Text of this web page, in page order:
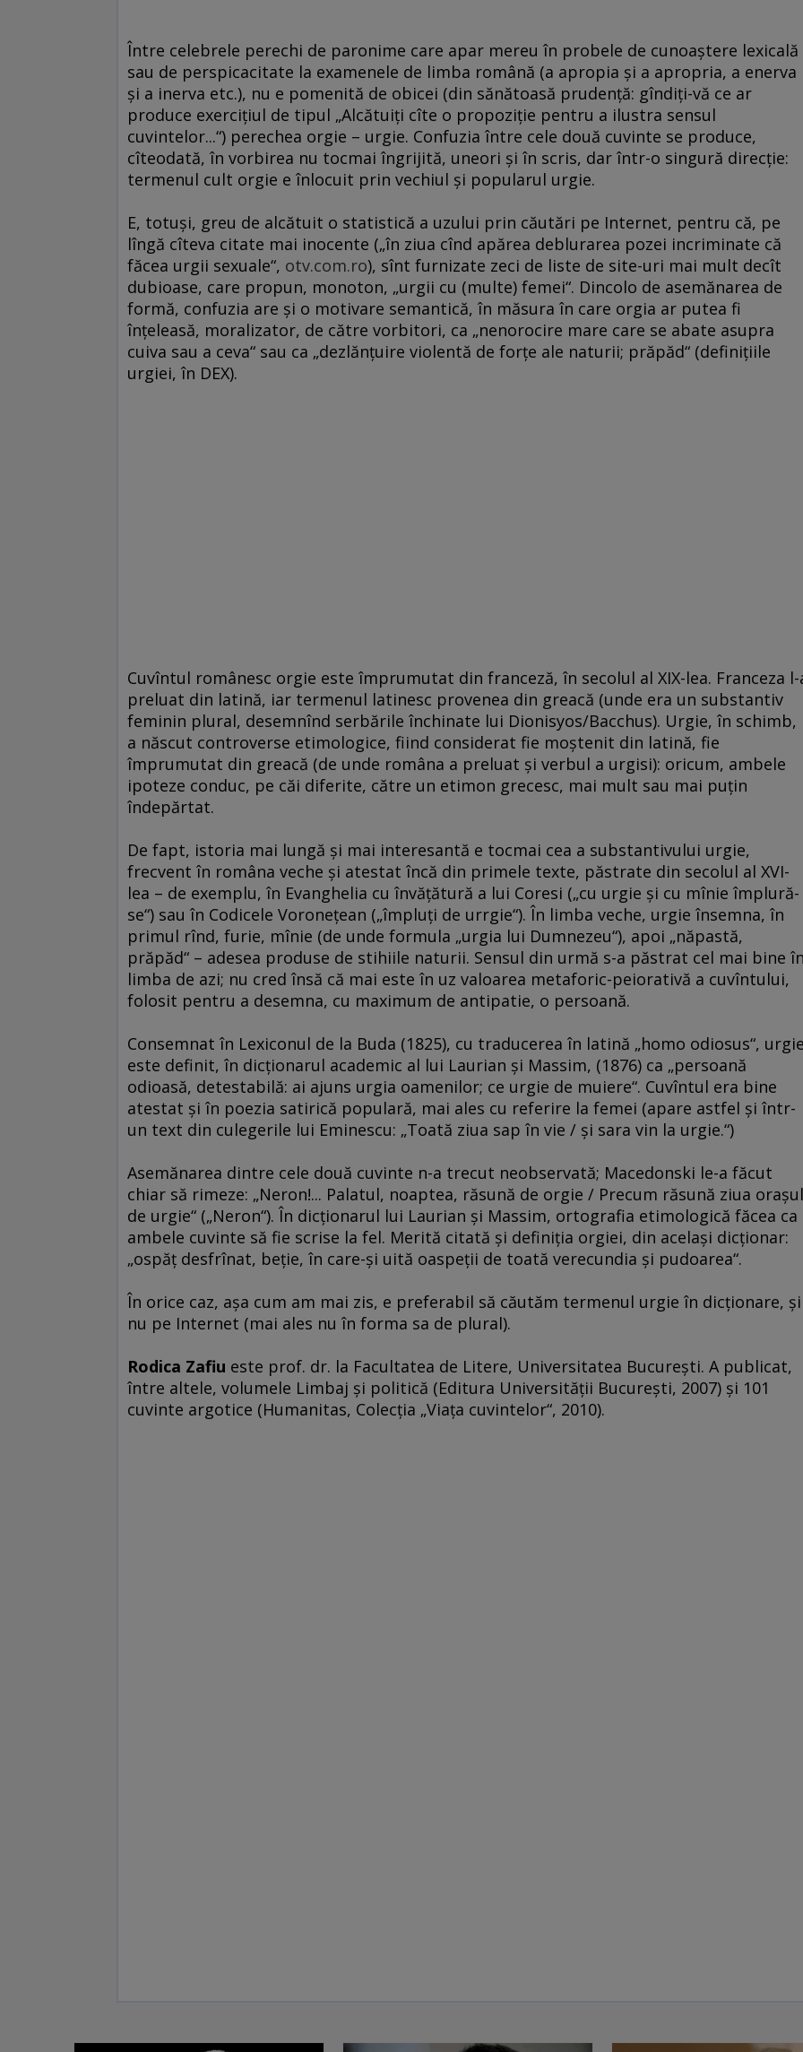
Între celebrele perechi de paronime care apar mereu în probele de cunoaştere lexicală
sau de perspicacitate la examenele de limba română (a apropia şi a apropria, a enerva
şi a inerva etc.), nu e pomenită de obicei (din sănătoasă prudenţă: gîndiţi-vă ce ar
produce exerciţiul de tipul „Alcătuiţi cîte o propoziţie pentru a ilustra sensul
cuvintelor...“) perechea orgie – urgie. Confuzia între cele două cuvinte se produce,
cîteodată, în vorbirea nu tocmai îngrijită, uneori şi în scris, dar într-o singură direcţie:
termenul cult orgie e înlocuit prin vechiul şi popularul urgie.
E, totuşi, greu de alcătuit o statistică a uzului prin căutări pe Internet, pentru că, pe
lîngă cîteva citate mai inocente („în ziua cînd apărea deblurarea pozei incriminate că
făcea urgii sexuale“, otv.com.ro), sînt furnizate zeci de liste de site-uri mai mult decît
dubioase, care propun, monoton, „urgii cu (multe) femei“. Dincolo de asemănarea de
formă, confuzia are şi o motivare semantică, în măsura în care orgia ar putea fi
înţeleasă, moralizator, de către vorbitori, ca „nenorocire mare care se abate asupra
cuiva sau a ceva“ sau ca „dezlănţuire violentă de forţe ale naturii; prăpăd“ (definiţiile
urgiei, în DEX).
Cuvîntul românesc orgie este împrumutat din franceză, în secolul al XIX-lea. Franceza l-
preluat din latină, iar termenul latinesc provenea din greacă (unde era un substantiv
feminin plural, desemnînd serbările închinate lui Dionisyos/Bacchus). Urgie, în schimb,
a născut controverse etimologice, fiind considerat fie moştenit din latină, fie
împrumutat din greacă (de unde româna a preluat şi verbul a urgisi): oricum, ambele
ipoteze conduc, pe căi diferite, către un etimon grecesc, mai mult sau mai puţin
îndepărtat.
De fapt, istoria mai lungă şi mai interesantă e tocmai cea a substantivului urgie,
frecvent în româna veche şi atestat încă din primele texte, păstrate din secolul al XVI-
lea – de exemplu, în Evanghelia cu învăţătură a lui Coresi („cu urgie şi cu mînie împlură-
se“) sau în Codicele Voroneţean („împluţi de urrgie“). În limba veche, urgie însemna, în
primul rînd, furie, mînie (de unde formula „urgia lui Dumnezeu“), apoi „năpastă,
prăpăd“ – adesea produse de stihiile naturii. Sensul din urmă s-a păstrat cel mai bine în
limba de azi; nu cred însă că mai este în uz valoarea metaforic-peiorativă a cuvîntului,
folosit pentru a desemna, cu maximum de antipatie, o persoană.
Consemnat în Lexiconul de la Buda (1825), cu traducerea în latină „homo odiosus“, urgie
este definit, în dicţionarul academic al lui Laurian şi Massim, (1876) ca „persoană
odioasă, detestabilă: ai ajuns urgia oamenilor; ce urgie de muiere“. Cuvîntul era bine
atestat şi în poezia satirică populară, mai ales cu referire la femei (apare astfel şi într-
un text din culegerile lui Eminescu: „Toată ziua sap în vie / şi sara vin la urgie.“)
Asemănarea dintre cele două cuvinte n-a trecut neobservată; Macedonski le-a făcut
chiar să rimeze: „Neron!... Palatul, noaptea, răsună de orgie / Precum răsună ziua oraşul
de urgie“ („Neron“). În dicţionarul lui Laurian şi Massim, ortografia etimologică făcea ca
ambele cuvinte să fie scrise la fel. Merită citată şi definiţia orgiei, din acelaşi dicţionar:
„ospăţ desfrînat, beţie, în care-şi uită oaspeţii de toată verecundia şi pudoarea“.
În orice caz, aşa cum am mai zis, e preferabil să căutăm termenul urgie în dicţionare, şi
nu pe Internet (mai ales nu în forma sa de plural).
Rodica Zafiu este prof. dr. la Facultatea de Litere, Universitatea Bucureşti. A publicat,
între altele, volumele Limbaj şi politică (Editura Universităţii Bucureşti, 2007) şi 101
cuvinte argotice (Humanitas, Colecţia „Viaţa cuvintelor“, 2010).